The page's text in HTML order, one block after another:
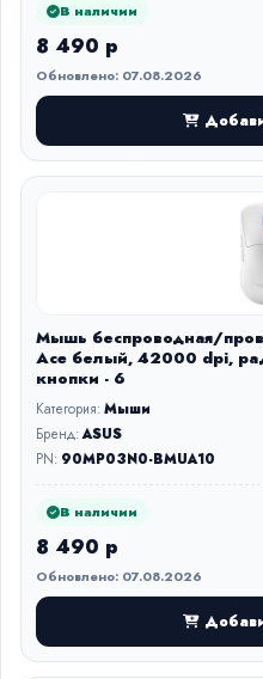
В наличии
8 490 р
Обновлено: 07.08.2026
Мышь беспроводная/
Ace белый, 42000 dpi,
кнопки - 6
Категория:Мыши
Бренд:ASUS
PN: 90MP03N0-BMUA10
В наличии
8 490 р
Обновлено: 07.08.2026